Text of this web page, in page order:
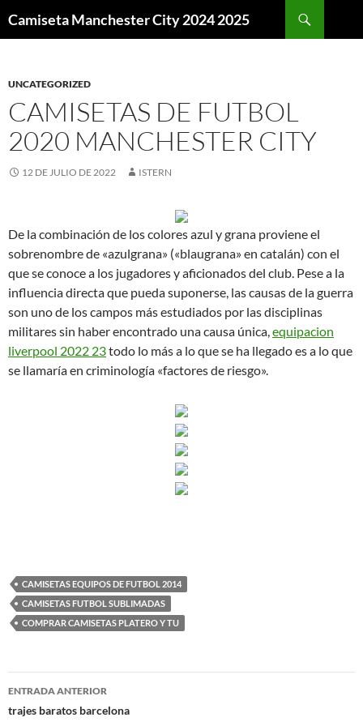
Camiseta Manchester City 2024 2025
UNCATEGORIZED
CAMISETAS DE FUTBOL
2020 MANCHESTER CITY
12 DE JULIO DE 2022 ISTERN
De la combinación de los colores azul y grana proviene el
sobrenombre de «azulgrana» («blaugrana» en catalán) con el
que se conoce a los jugadores y aficionados del club. Pese a la
influencia directa que pueda suponerse, las causas de la guerra
son uno de los campos más estudiados por las disciplinas
militares sin haber encontrado una causa única,equipacion
liverpool 2022 23todo lo más a lo que se ha llegado es a lo que
se llamaría en criminología «factores de riesgo».
CAMISETAS EQUIPOS DE FUTBOL 2014
CAMISETAS FUTBOL SUBLIMADAS
COMPRAR CAMISETAS PLATERO Y TU
Navegación
de
ENTRADA ANTERIOR
trajes baratos barcelona